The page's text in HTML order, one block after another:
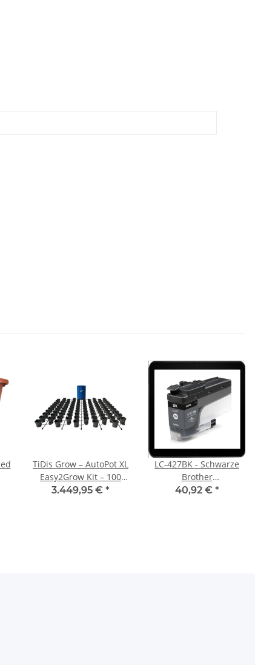
TiDis Grow – AutoPot XL
Easy2Grow Kit – 100
Töpfe –
3.449,95 € *
LC-427BK - Schwarze
Brother
Druckerpatrone mit
40,92 € *